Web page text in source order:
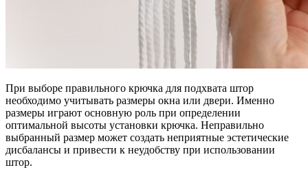
При выборе правильного крючка для подхвата штор
необходимо учитывать размеры окна или двери. Именно
размеры играют основную роль при определении
оптимальной высоты установки крючка. Неправильно
выбранный размер может создать неприятные эстетические
дисбалансы и привести к неудобству при использовании
штор.